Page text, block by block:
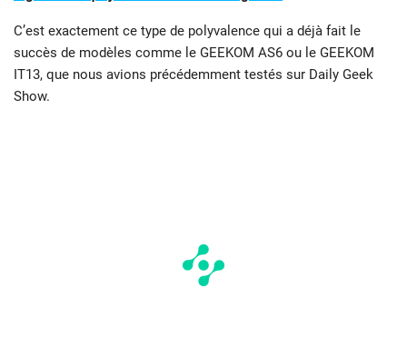
C’est exactement ce type de polyvalence qui a déjà fait le
succès de modèles comme le GEEKOM AS6 ou le GEEKOM
IT13, que nous avions précédemment testés sur Daily Geek
Show.